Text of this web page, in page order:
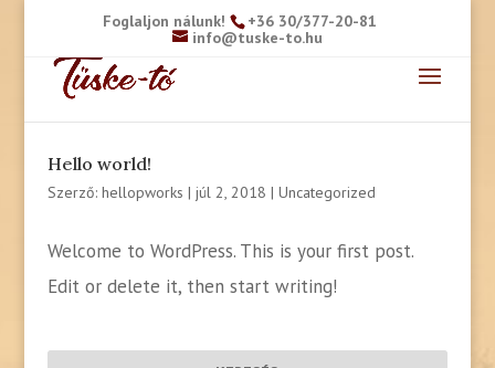
Foglaljon nálunk!
+36 30/377-20-81
info@tuske-to.hu
Hello world!
Szerző: hellopworks | júl 2, 2018 | Uncategorized
Welcome to WordPress. This is your first post.
Edit or delete it, then start writing!